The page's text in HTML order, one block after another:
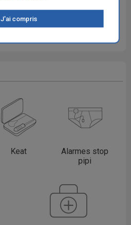
Vêtements
divers
incontinence
Keat
Alarmes stop
pipi
J'ai compris